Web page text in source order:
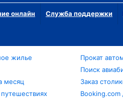
онлайн Служба поддержки
жилье
месяц
Прокат
Поиск
Заказ
Booking.com